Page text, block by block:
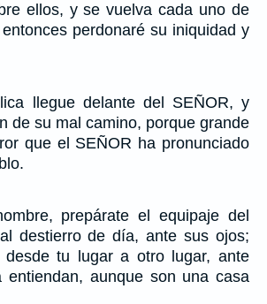
ellos, y se vuelva cada uno de
perdonaré su iniquidad y
llegue delante del SEÑOR, y
de su mal camino, porque grande
que el SEÑOR ha pronunciado
prepárate el equipaje del
destierro de día, ante sus ojos;
tu lugar a otro lugar, ante
entiendan, aunque son una casa